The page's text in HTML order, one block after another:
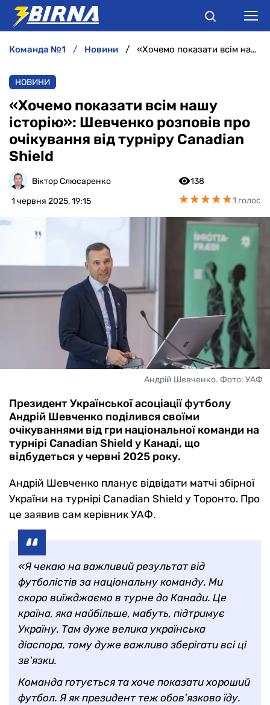
АНАЛІТИКА
ІНТЕРВ'Ю
РІЗНЕ
БУКМЕКЕРИ
команда №1 новини «Хочемо показати всім нашу історію»: Шевченко розповів про очікування від турніру Canadian Shield
НОВИНИ
«Хочемо показати всім нашу
історію»: Шевченко розповів про
очікування від турніру Canadian
Shield
Віктор Слюсаренко
1 червня 2025, 19:15
138
★★★★★
★★★★★1 голос
Андрій Шевченко. Фото: УАФ
Президент Української асоціації футболу
Андрій Шевченко поділився своїми
очікуваннями від гри національної команди на
турнірі Canadian Shield у Канаді, що
відбудеться у червні 2025 року.
Андрій Шевченко планує відвідати матчі збірної
України на турнірі Canadian Shield у Торонто. Про
це заявив сам керівник УАФ.
«Я чекаю на важливий результат від
футболістів за національну команду. Ми
скоро виїжджаємо в турне до Канади. Це
країна, яка найбільше, мабуть, підтримує
Україну. Там дуже велика українська
діаспора, тому дуже важливо зберігати всі ці
зв'язки.
Команда готується та хоче показати хороший
футбол. Я як президент теж обов'язково їду.